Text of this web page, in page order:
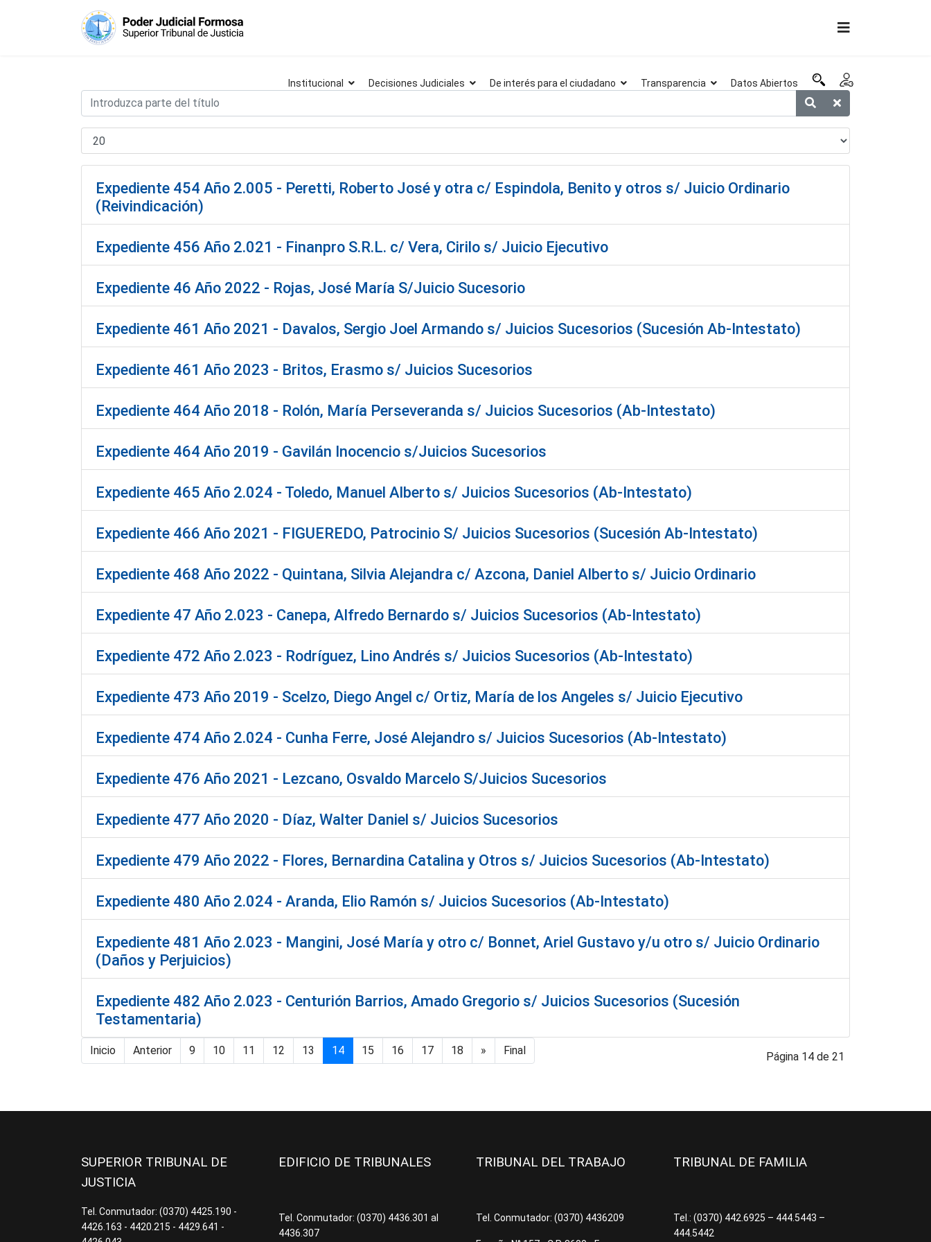
Institucional Decisiones Judiciales De interés para el ciudadano Transparencia Datos Abiertos
Expediente 454 Año 2.005 - Peretti, Roberto José y otra c/ Espindola, Benito y otros s/ Juicio Ordinario
(Reivindicación)
Expediente 456 Año 2.021 - Finanpro S.R.L. c/ Vera, Cirilo s/ Juicio Ejecutivo
Expediente 46 Año 2022 - Rojas, José María S/Juicio Sucesorio
Expediente 461 Año 2021 - Davalos, Sergio Joel Armando s/ Juicios Sucesorios (Sucesión Ab-Intestato)
Expediente 461 Año 2023 - Britos, Erasmo s/ Juicios Sucesorios
Expediente 464 Año 2018 - Rolón, María Perseveranda s/ Juicios Sucesorios (Ab-Intestato)
Expediente 464 Año 2019 - Gavilán Inocencio s/Juicios Sucesorios
Expediente 465 Año 2.024 - Toledo, Manuel Alberto s/ Juicios Sucesorios (Ab-Intestato)
Expediente 466 Año 2021 - FIGUEREDO, Patrocinio S/ Juicios Sucesorios (Sucesión Ab-Intestato)
Expediente 468 Año 2022 - Quintana, Silvia Alejandra c/ Azcona, Daniel Alberto s/ Juicio Ordinario
Expediente 47 Año 2.023 - Canepa, Alfredo Bernardo s/ Juicios Sucesorios (Ab-Intestato)
Expediente 472 Año 2.023 - Rodríguez, Lino Andrés s/ Juicios Sucesorios (Ab-Intestato)
Expediente 473 Año 2019 - Scelzo, Diego Angel c/ Ortiz, María de los Angeles s/ Juicio Ejecutivo
Expediente 474 Año 2.024 - Cunha Ferre, José Alejandro s/ Juicios Sucesorios (Ab-Intestato)
Expediente 476 Año 2021 - Lezcano, Osvaldo Marcelo S/Juicios Sucesorios
Expediente 477 Año 2020 - Díaz, Walter Daniel s/ Juicios Sucesorios
Expediente 479 Año 2022 - Flores, Bernardina Catalina y Otros s/ Juicios Sucesorios (Ab-Intestato)
Expediente 480 Año 2.024 - Aranda, Elio Ramón s/ Juicios Sucesorios (Ab-Intestato)
Expediente 481 Año 2.023 - Mangini, José María y otro c/ Bonnet, Ariel Gustavo y/u otro s/ Juicio Ordinario
(Daños y Perjuicios)
Expediente 482 Año 2.023 - Centurión Barrios, Amado Gregorio s/ Juicios Sucesorios (Sucesión
Testamentaria)
Página 14 de 21
Inicio Anterior 9 10 11 12 13 14 15 16 17 18 » Final
SUPERIOR TRIBUNAL DE
JUSTICIA
Tel. Conmutador: (0370) 4425.190 -
4426.163 - 4420.215 - 4429.641 -
EDIFICIO DE TRIBUNALES
Tel. Conmutador: (0370) 4436.301 al
4436.307
TRIBUNAL DEL TRABAJO
Tel. Conmutador: (0370) 4436209
TRIBUNAL DE FAMILIA
Tel.: (0370) 442.6925 – 444.5443 –
444.5442